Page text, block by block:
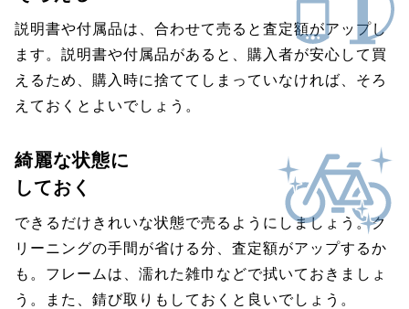
説明書や付属品は、合わせて売ると査定額がアップし
ます。説明書や付属品があると、購入者が安心して買
えるため、購入時に捨ててしまっていなければ、そろ
えておくとよいでしょう。
綺麗な状態に
しておく
できるだけきれいな状態で売るようにしましょう。ク
リーニングの手間が省ける分、査定額がアップするか
も。フレームは、濡れた雑巾などで拭いておきましょ
う。また、錆び取りもしておくと良いでしょう。